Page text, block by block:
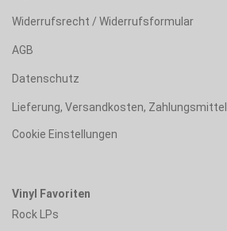
Widerrufsrecht / Widerrufsformular
AGB
Datenschutz
Lieferung, Versandkosten, Zahlungsmittel
Cookie Einstellungen
Vinyl Favoriten
Rock LPs